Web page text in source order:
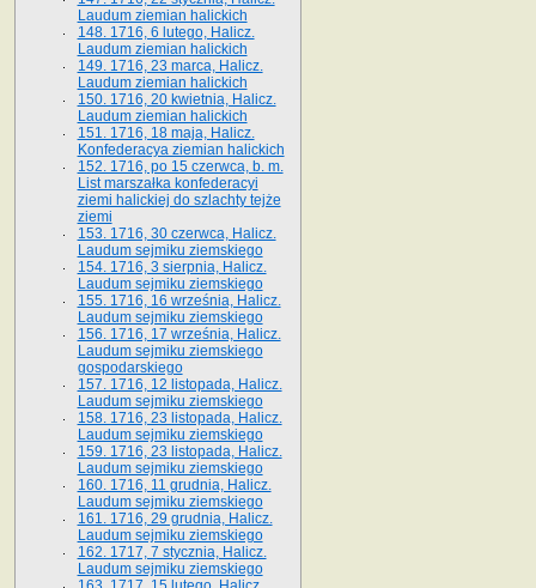
Laudum ziemian halickich
148. 1716, 6 lutego, Halicz.
Laudum ziemian halickich
149. 1716, 23 marca, Halicz.
Laudum ziemian halickich
150. 1716, 20 kwietnia, Halicz.
Laudum ziemian halickich
151. 1716, 18 maja, Halicz.
Konfederacya ziemian halickich
152. 1716, po 15 czerwca, b. m.
List marszałka konfederacyi
ziemi halickiej do szlachty tejże
ziemi
153. 1716, 30 czerwca, Halicz.
Laudum sejmiku ziemskiego
154. 1716, 3 sierpnia, Halicz.
Laudum sejmiku ziemskiego
155. 1716, 16 września, Halicz.
Laudum sejmiku ziemskiego
156. 1716, 17 września, Halicz.
Laudum sejmiku ziemskiego
gospodarskiego
157. 1716, 12 listopada, Halicz.
Laudum sejmiku ziemskiego
158. 1716, 23 listopada, Halicz.
Laudum sejmiku ziemskiego
159. 1716, 23 listopada, Halicz.
Laudum sejmiku ziemskiego
160. 1716, 11 grudnia, Halicz.
Laudum sejmiku ziemskiego
161. 1716, 29 grudnia, Halicz.
Laudum sejmiku ziemskiego
162. 1717, 7 stycznia, Halicz.
Laudum sejmiku ziemskiego